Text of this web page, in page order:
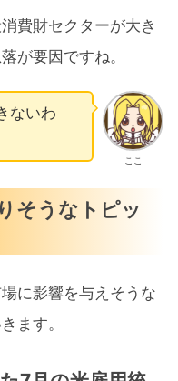
費財セクターが大き
が要因ですね。
ここ
ないわ
そうなトピッ
に影響を与えそうな
ます。